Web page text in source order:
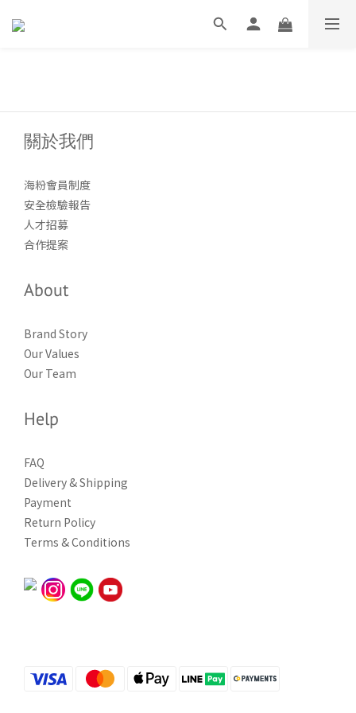
關於我們
海粉會員制度
安全檢驗報告
人才招募
合作提案
About
Brand Story
Our Values
Our Team
Help
FAQ
Delivery & Shipping
Payment
Return Policy
Terms & Conditions